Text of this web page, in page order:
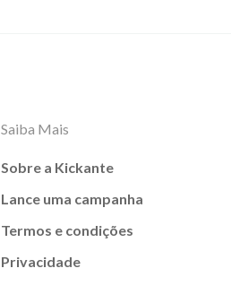
Saiba Mais
Sobre a Kickante
Lance uma campanha
Termos e condições
Privacidade